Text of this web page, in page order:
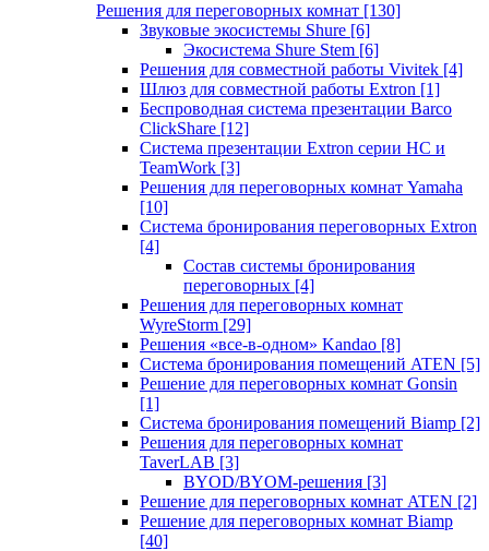
Решения для переговорных комнат [130]
Звуковые экосистемы Shure [6]
Экосистема Shure Stem [6]
Решения для совместной работы Vivitek [4]
Шлюз для совместной работы Extron [1]
Беспроводная система презентации Barco
ClickShare [12]
Система презентации Extron серии HC и
TeamWork [3]
Решения для переговорных комнат Yamaha
[10]
Система бронирования переговорных Extron
[4]
Состав системы бронирования
переговорных [4]
Решения для переговорных комнат
WyreStorm [29]
Решения «все-в-одном» Kandao [8]
Система бронирования помещений ATEN [5]
Решение для переговорных комнат Gonsin
[1]
Система бронирования помещений Biamp [2]
Решения для переговорных комнат
TaverLAB [3]
BYOD/BYOM-решения [3]
Решение для переговорных комнат ATEN [2]
Решение для переговорных комнат Biamp
[40]